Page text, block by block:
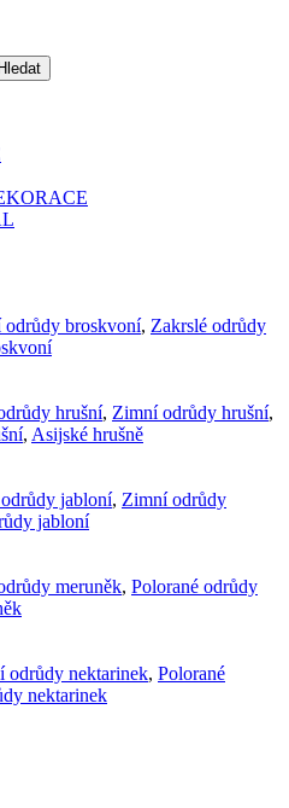
odrůdy broskvoní, Zakrslé odrůdy
hrušní, Zimní odrůdy hrušní,
, Asijské hrušně
jabloní, Zimní odrůdy
jabloní
meruněk, Polorané odrůdy
odrůdy nektarinek, Polorané
nektarinek